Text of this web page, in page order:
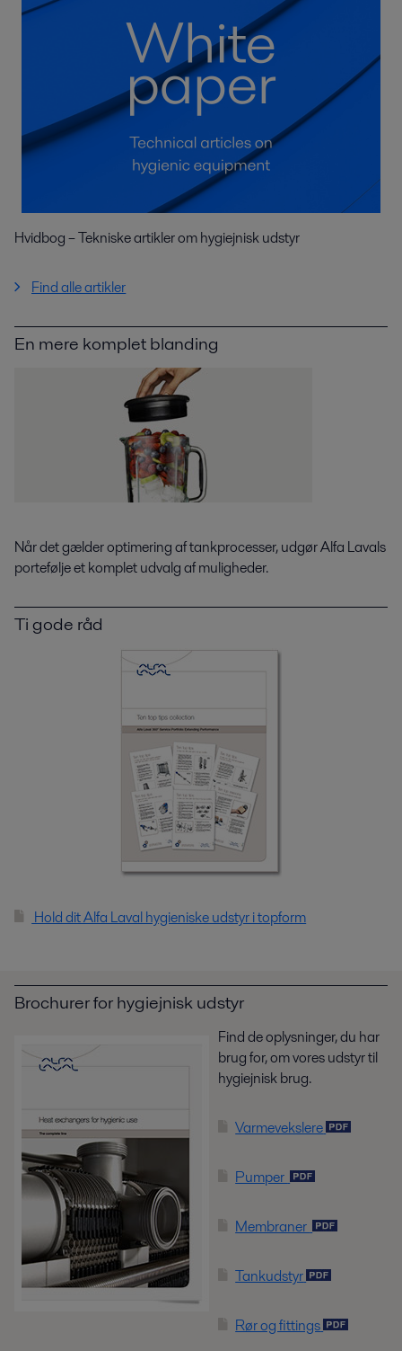
Hvidbog – Tekniske artikler om hygiejnisk udstyr
Find alle artikler
En mere komplet blanding
Når det gælder optimering af tankprocesser, udgør Alfa Lavals
portefølje et komplet udvalg af muligheder.
Ti gode råd
Hold dit Alfa Laval hygieniske udstyr i topform
Brochurer for hygiejnisk udstyr
Find de oplysninger, du har
brug for, om vores udstyr til
hygiejnisk brug.
Varmevekslere
Pumper
Membraner
Tankudstyr
Rør og fittings